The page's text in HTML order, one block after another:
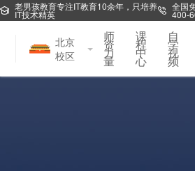
老男孩教育专注IT教育10余年，只培养
IT技术精英
全国
400-
北京
校区
师
资
力
量
课
程
中
心
自
学
视
频